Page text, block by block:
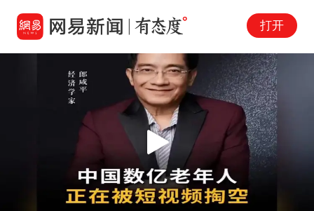
打开
Play